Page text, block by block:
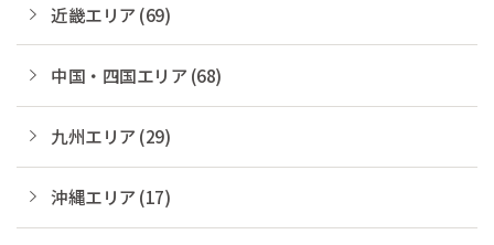
近畿エリア (69)
中国・四国エリア (68)
九州エリア (29)
沖縄エリア (17)